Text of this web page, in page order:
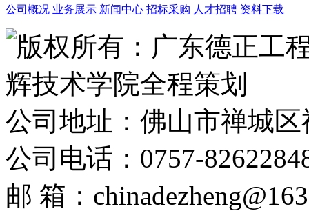
公司概况 业务展示 新闻中心 招标采购 人才招聘 资料下载
版权所有：广东德正
辉技术学院全程策划
公司地址：佛山市禅城
公司电话：0757-
邮 箱：